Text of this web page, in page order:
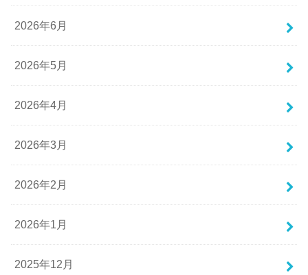
2026年6月
2026年5月
2026年4月
2026年3月
2026年2月
2026年1月
2025年12月